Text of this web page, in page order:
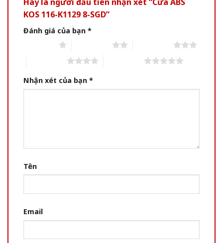
KOS 116-K1129 8-SGD”
Đánh giá của bạn *
Nhận xét của bạn *
Tên
Email